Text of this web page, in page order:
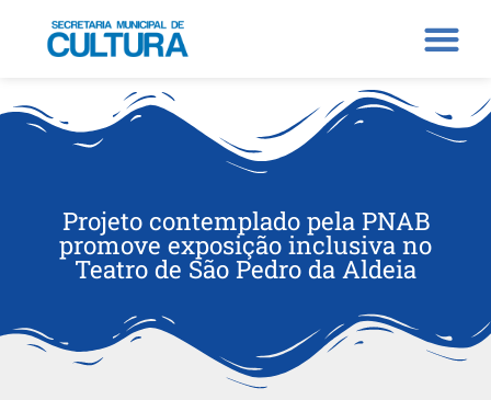
Projeto contemplado pela PNAB
promove exposição inclusiva no
Teatro de São Pedro da Aldeia